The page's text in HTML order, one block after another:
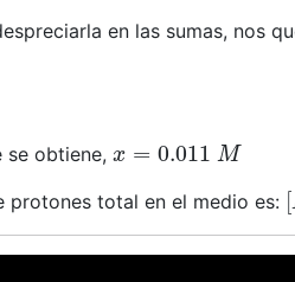
en las sumas, nos
se obtiene, 0.011M
protones total en el medio es: [